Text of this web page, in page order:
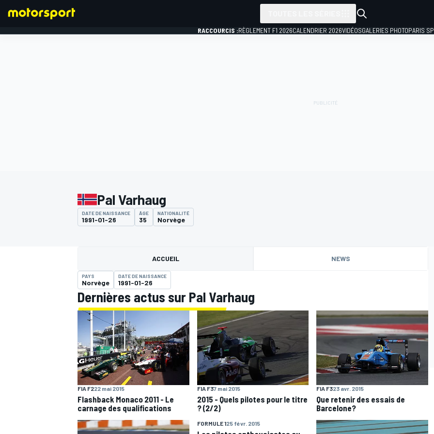
MOTOGP
RACCOURCIS :RÈGLEMENT F1 2026CALENDRIER 2026VIDÉOSGALERIES PHOTOPARIS
Pal Varhaug
DATE DE NAISSANCE
1991-01-26
ÂGE
35
NATIONALITÉ
Norvège
ACCUEIL NEWS
PAYS
Norvège
DATE DE NAISSANCE
1991-01-26
Dernières actus sur Pal Varhaug
FIA F222 mai 2015
Flashback Monaco 2011 - Le
carnage des qualifications
FIA F37 mai 2015
2015 - Quels pilotes pour le titre
? (2/2)
FIA F323 avr. 2015
Que retenir des essais de
Barcelone?
FORMULE 125 févr. 2015